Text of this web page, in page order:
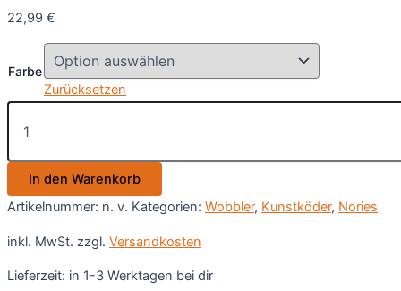
22,99 €
Farbe
Zurücksetzen
Nories
Shot
3.5TS
MengeIn den Warenkorb
Artikelnummer: n. v. Kategorien: Wobbler, Kunstköder, Nories
inkl. MwSt. zzgl. Versandkosten
Lieferzeit: in 1-3 Werktagen bei dir